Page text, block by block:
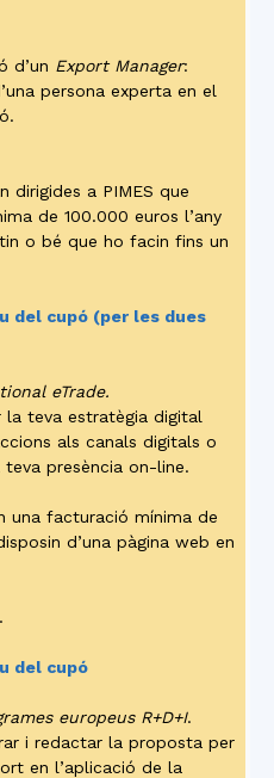
d’un Export Manager:
persona experta en el
dirigides a PIMES que
de 100.000 euros l’any
o bé que ho facin fins un
del cupó (per les dues
eTrade.
la teva estratègia digital
als canals digitals o
presència on-line.
una facturació mínima de
d’una pàgina web en
del cupó
europeus R+D+I.
i redactar la proposta per
en l’aplicació de la